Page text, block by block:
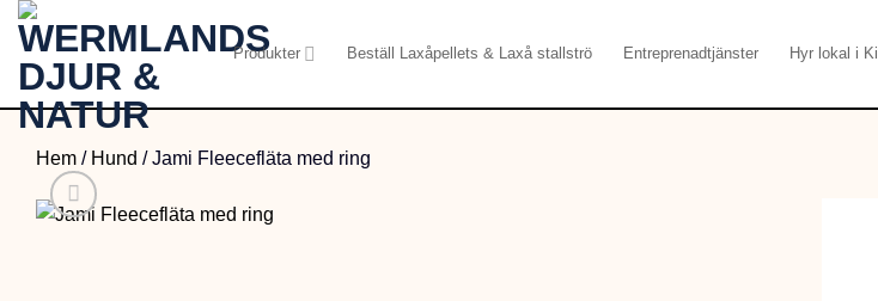
Skip
content
Produkter Beställ Laxåpellets & Laxå stallströ Entreprenadtjänster Hyr lokal i Kil
Hem / Hund /Jami Fleecefläta med ring